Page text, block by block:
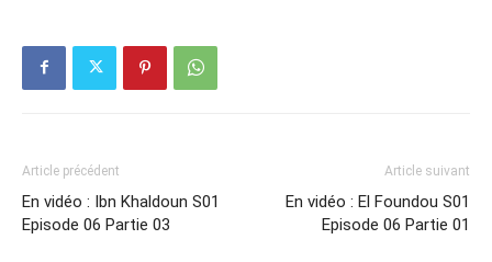
Article précédent
En vidéo : Ibn Khaldoun S01
Episode 06 Partie 03
Article suivant
En vidéo : El Foundou S01
Episode 06 Partie 01